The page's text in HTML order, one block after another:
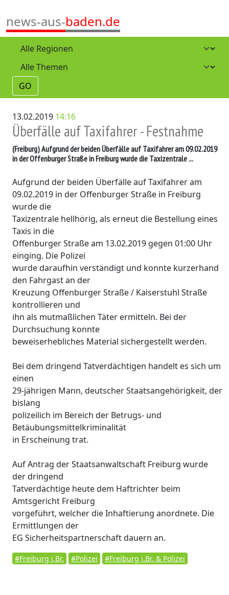
news-aus-baden.de
GO
13.02.2019 14:16
Überfälle auf Taxifahrer - Festnahme
(Freiburg)Aufgrund der beiden Überfälle auf Taxifahrer am 09.02.2019
in der Offenburger Straße in Freiburg wurde die Taxizentrale ...
Aufgrund der beiden Überfälle auf Taxifahrer am
09.02.2019 in der Offenburger Straße in Freiburg
wurde die
Taxizentrale hellhörig, als erneut die Bestellung eines
Taxis in die
Offenburger Straße am 13.02.2019 gegen 01:00 Uhr
einging. Die Polizei
wurde daraufhin verständigt und konnte kurzerhand
den Fahrgast an der
Kreuzung Offenburger Straße / Kaiserstuhl Straße
kontrollieren und
ihn als mutmaßlichen Täter ermitteln. Bei der
Durchsuchung konnte
beweiserhebliches Material sichergestellt werden.
Bei dem dringend Tatverdächtigen handelt es sich um
einen
29-jährigen Mann, deutscher Staatsangehörigkeit, der
bislang
polizeilich im Bereich der Betrugs- und
Betäubungsmittelkriminalität
in Erscheinung trat.
Auf Antrag der Staatsanwaltschaft Freiburg wurde
der dringend
Tatverdächtige heute dem Haftrichter beim
Amtsgericht Freiburg
vorgeführt, welcher die Inhaftierung anordnete. Die
Ermittlungen der
EG Sicherheitspartnerschaft dauern an.
#Freiburg i.Br. #Polizei #Freiburg i.Br. & Polizei